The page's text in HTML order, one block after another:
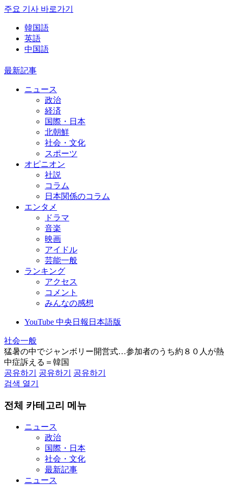
주요 기사 바로가기
韓国語
英語
中国語
最新記事
ニュース
政治
経済
国際・日本
北朝鮮
社会・文化
スポーツ
オピニオン
社説
コラム
日本関係のコラム
エンタメ
ドラマ
音楽
映画
アイドル
芸能一般
ランキング
アクセス
コメント
みんなの感想
YouTube 中央日報日本語版
社会一般
猛暑の中でジャンボリー開営式…参加者のうち約８０人が熱
中症訴える＝韓国
공유하기
공유하기
공유하기
검색 열기
전체 카테고리 메뉴
ニュース
政治
国際・日本
社会・文化
最新記事
ニュース